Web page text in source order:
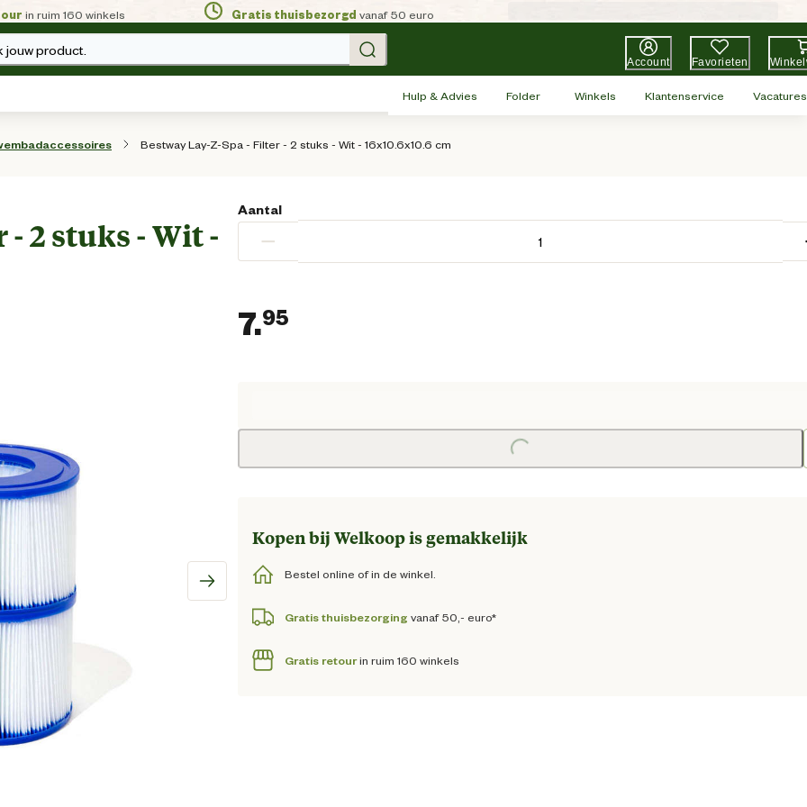
in ruim 160 winkels Gratis thuisbezorgd vanaf 50 euro
jouw product.
Account Favorieten
Hulp & Advies Folder Winkels Klantenservice Vacatures
Bestway Lay-Z-Spa - Filter - 2 stuks - Wit - 16x10.6x10.6 cm
2 stuks - Wit -
Aantal
−
7.95
Loading...
Kopen bij Welkoop is gemakkelijk
Bestel online of in de winkel.
Gratis thuisbezorging vanaf 50,- euro*
Gratis retourin ruim 160 winkels